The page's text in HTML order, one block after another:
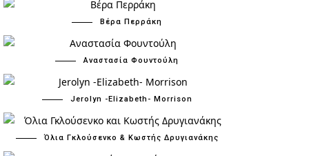
Βέρα Περράκη
Αναστασία Φουντούλη
Jerolyn -Elizabeth- Morrison
Όλια Γκλούσενκο & Κωστής Δρυγιανάκης